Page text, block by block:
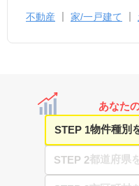
不動産 家/一戸建て
あなた
STEP 1
STEP 2